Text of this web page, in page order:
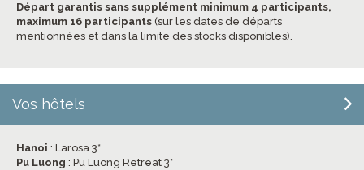
Départ garantis sans supplément minimum 4 participants,
maximum 16 participants (sur les dates de départs
mentionnées et dans la limite des stocks disponibles).
Vos hôtels
Hanoi : Larosa 3*
Pu Luong : Pu Luong Retreat 3*